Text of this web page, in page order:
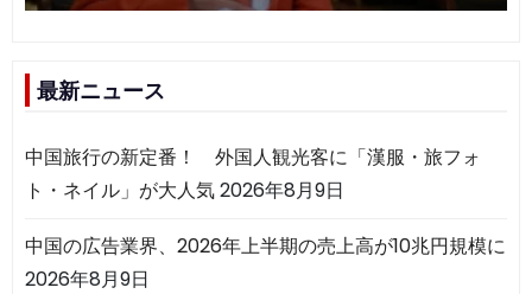
最新ニュース
中国旅行の新定番！ 外国人観光客に「漢服・旅フォ
ト・ネイル」が大人気2026年8月9日
中国の広告業界、2026年上半期の売上高が10兆円規模に
2026年8月9日